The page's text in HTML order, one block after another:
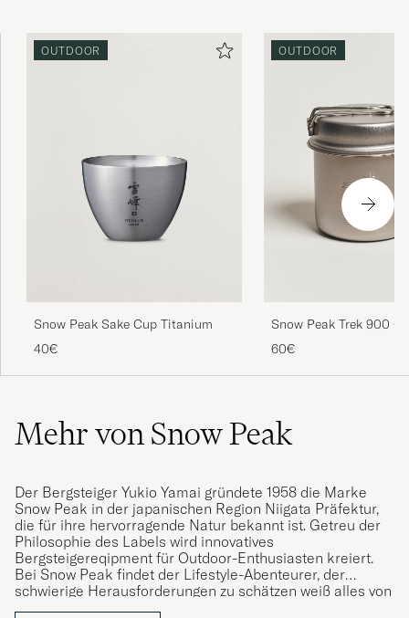
OUTDOOR
Snow Peak Sake Cup Titanium
40€
OUTDOOR
Snow Peak Trek 900
Titanium
60€
Mehr von Snow Peak
Der Bergsteiger Yukio Yamai gründete 1958 die Marke
Snow Peak in der japanischen Region Niigata Präfektur,
die für ihre hervorragende Natur bekannt ist. Getreu der
Philosophie des Labels wird innovatives
Bergsteigereqipment für Outdoor-Enthusiasten kreiert.
Bei Snow Peak findet der Lifestyle-Abenteurer, der
schwierige Herausforderungen zu schätzen weiß alles von
praktischen Kleidungsstücken bis hin zur Ausrüstung. Mit